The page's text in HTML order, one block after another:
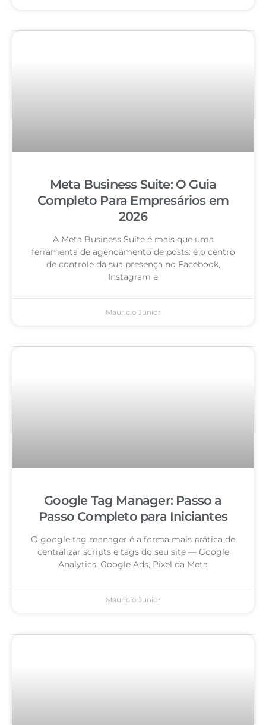
Meta Business Suite: O Guia
Completo Para Empresários em
2026
A Meta Business Suite é mais que uma
ferramenta de agendamento de posts: é o centro
de controle da sua presença no Facebook,
Instagram e
Mauricio Junior
Google Tag Manager: Passo a
Passo Completo para Iniciantes
O google tag manager é a forma mais prática de
centralizar scripts e tags do seu site — Google
Analytics, Google Ads, Pixel da Meta
Mauricio Junior